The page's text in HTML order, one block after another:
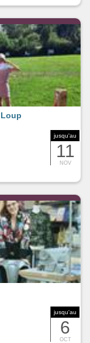
jusqu'au
11
NOV
jusqu'au
6
OCT